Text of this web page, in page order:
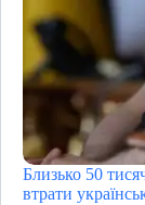
Близько 50
втрати